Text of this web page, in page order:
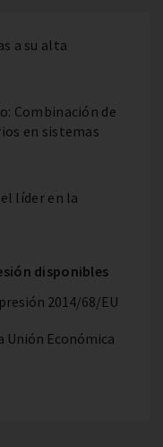
a su alta
Combinación de
en sistemas
líder en la
disponibles
2014/68/EU
Unión Económica